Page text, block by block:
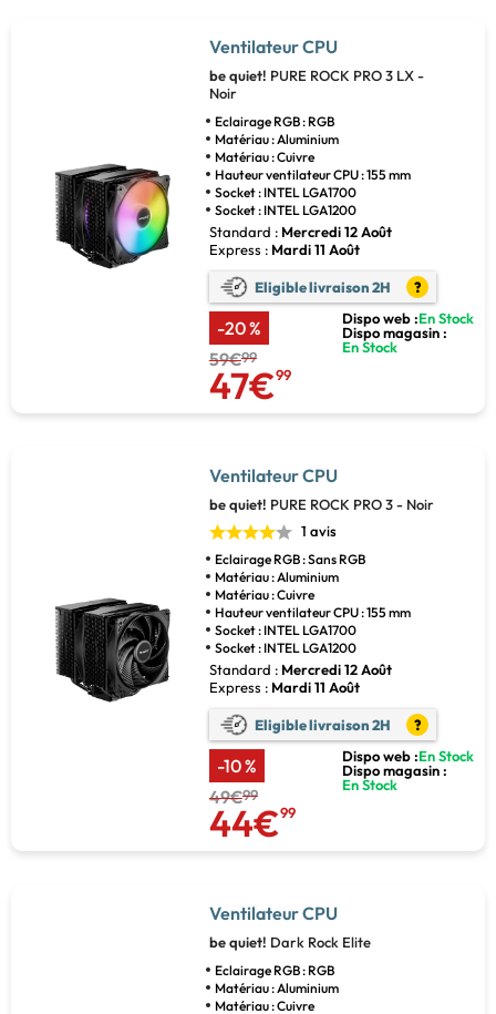
Ventilateur CPU
be quiet! PURE ROCK PRO 3 LX -
Noir
Eclairage RGB : RGB
Matériau : Aluminium
Matériau : Cuivre
Hauteur ventilateur CPU : 155 mm
Socket : INTEL LGA1700
Socket : INTEL LGA1200
Standard : Mercredi 12 Août
Express : Mardi 11 Août
Eligible livraison 2H ?
-20 %
59€99
47€99
Dispo web :En Stock
Dispo magasin :
En Stock
Ventilateur CPU
be quiet! PURE ROCK PRO 3 - Noir
1 avis
Eclairage RGB : Sans RGB
Matériau : Aluminium
Matériau : Cuivre
Hauteur ventilateur CPU : 155 mm
Socket : INTEL LGA1700
Socket : INTEL LGA1200
Standard : Mercredi 12 Août
Express : Mardi 11 Août
Eligible livraison 2H ?
-10 %
49€99
44€99
Dispo web :En Stock
Dispo magasin :
En Stock
Ventilateur CPU
be quiet! Dark Rock Elite
Eclairage RGB : RGB
Matériau : Aluminium
Matériau : Cuivre